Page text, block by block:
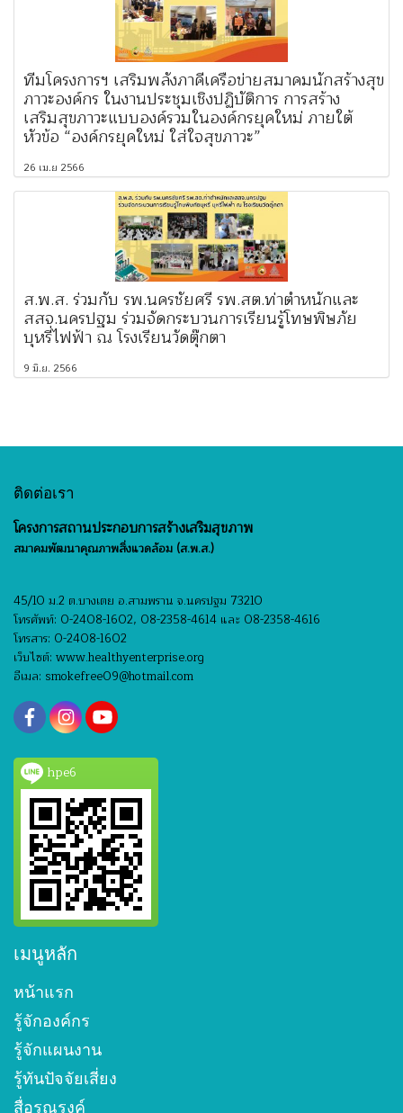
ทีมโครงการฯ เสริมพลังภาคีเครือข่ายสมาคมนักสร้างสุข
ภาวะองค์กร ในงานประชุมเชิงปฏิบัติการ การสร้าง
เสริมสุขภาวะแบบองค์รวมในองค์กรยุคใหม่ ภายใต้
หัวข้อ “องค์กรยุคใหม่ ใส่ใจสุขภาวะ”
26 เม.ย 2566
ส.พ.ส. ร่วมกับ รพ.นครชัยศรี รพ.สต.ท่าตำหนักและ
สสจ.นครปฐม ร่วมจัดกระบวนการเรียนรู้โทษพิษภัย
บุหรี่ไฟฟ้า ณ โรงเรียนวัดตุ๊กตา
9 มิ.ย. 2566
ติดต่อเรา
โครงการสถานประกอบการสร้างเสริมสุขภาพ
สมาคมพัฒนาคุณภาพสิ่งแวดล้อม (ส.พ.ส.)
45/10 ม.2 ต.บางเตย อ.สามพราน จ.นครปฐม 73210
โทรศัพท์: 0-2408-1602, 08-2358-4614 และ 08-2358-4616
โทรสาร: 0-2408-1602
เว็บไซต์: www.healthyenterprise.org
อีเมล: smokefree09@hotmail.com
hpe6
เมนูหลัก
หน้าแรก
รู้จักองค์กร
รู้จักแผนงาน
รู้ทันปัจจัยเสี่ยง
สื่อรณรงค์